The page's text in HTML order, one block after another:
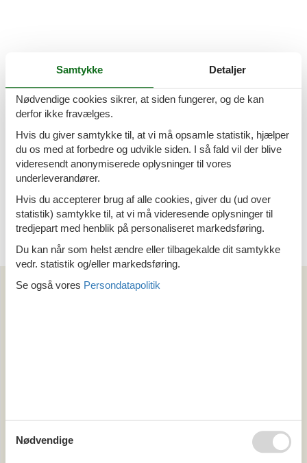
Last minute sommerhuse Holland
<< < 1 2
Artikeltyper
Friesland
Groningen
Samtykke Detaljer
Nødvendige cookies sikrer, at siden fungerer, og de kan
derfor ikke fravælges.
Hvis du giver samtykke til, at vi må opsamle statistik, hjælper
du os med at forbedre og udvikle siden. I så fald vil der blive
videresendt anonymiserede oplysninger til vores
underleverandører.
Hvis du accepterer brug af alle cookies, giver du (ud over
statistik) samtykke til, at vi må videresende oplysninger til
tredjepart med henblik på personaliseret markedsføring.
Du kan når som helst ændre eller tilbagekalde dit samtykke
vedr. statistik og/eller markedsføring.
Se også vores Persondatapolitik
Nødvendige